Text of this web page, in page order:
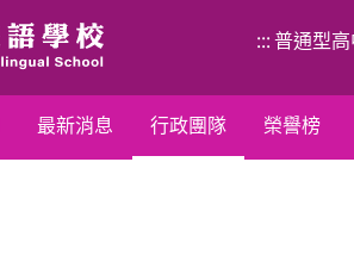
::: 普通型高
最新消息 行政團隊 榮譽榜